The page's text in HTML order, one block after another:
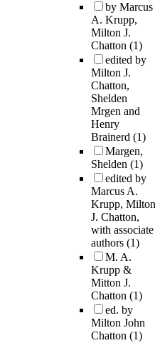
by Marcus
A. Krupp,
Milton J.
Chatton (1)
edited by
Milton J.
Chatton,
Shelden
Mrgen and
Henry
Brainerd (1)
Margen,
Shelden (1)
edited by
Marcus A.
Krupp, Milton
J. Chatton,
with associate
authors (1)
M. A.
Krupp &
Mitton J.
Chatton (1)
ed. by
Milton John
Chatton (1)